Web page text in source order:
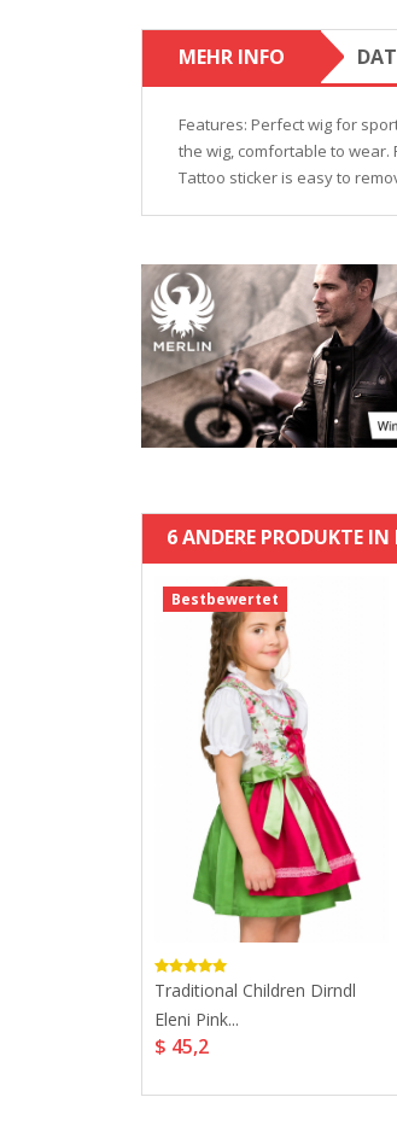
MEHR INFO
Features: Perfect wig for
the wig, comfortable to
Tattoo sticker is easy to
6 ANDERE PRODUKTE IN
Bestbewertet
Traditional Children Dirndl
Eleni Pink...
$ 45,2